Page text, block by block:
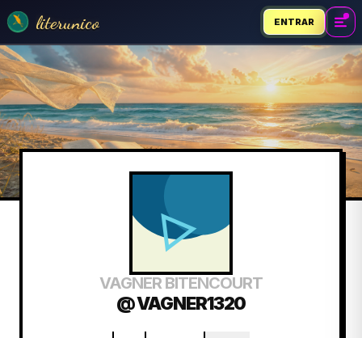
literunico ENTRAR
VAGNER BITENCOURT
@ VAGNER1320